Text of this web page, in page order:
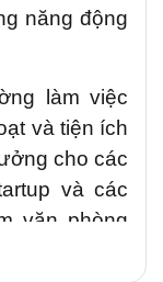
năng động
làm việc
và tiện ích
cho các
và các
văn phòng
phí.